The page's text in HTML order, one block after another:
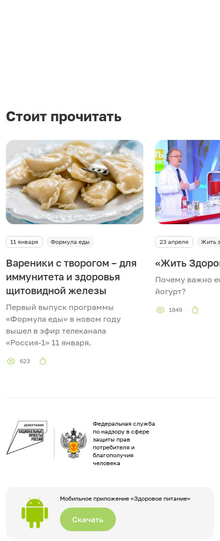
Стоит прочитать
11 января Формула еды
Вареники с творогом – для
иммунитета и здоровья
щитовидной железы
Первый выпуск программы
«Формула еды» в новом году
вышел в эфир телеканала
«Россия-1» 11 января.
623
23 апреля Жить
«Жить
Почему важно
йогурт?
1849
Федеральная служба
по надзору в сфере
защиты прав
потребителя и
благополучия
человека
Мобильное приложение «Здоровое питание»
Скачать